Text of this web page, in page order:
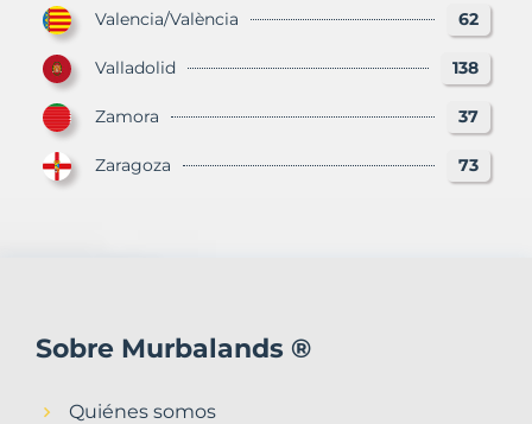
Valencia/València 62
Valladolid 138
Zamora 37
Zaragoza 73
Sobre Murbalands ®
Quiénes somos